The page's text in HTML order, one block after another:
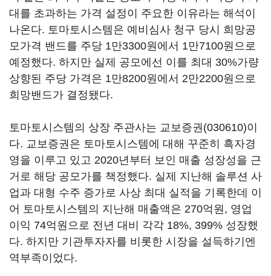
대를 초과하는 가격 설정이 주요한 이유라는 해석이
나온다. 토마토시스템은 예비심사 청구 당시 희망공
모가격 밴드를 주당 1만3300원에서 1만7100원으로
예정했다. 하지만 실제 공모에선 이를 최대 30%가량
상향된 주당 가격은 1만8200원에서 2만2200원으로
희망밴드가 결정됐다.
토마토시스템의 상장 주관사는 교보증권(030610)이
다. 교보증권은 토마토시스템에 대해 꾸준히 흑자경
영을 이루고 있고 2020년부터 보인 매출 성장성을 근
거로 해당 공모가를 책정했다. 실제 지난해 솔루션 사
업과 대형 수주 증가로 사상 최대 실적을 기록한데 이
어 토마토시스템의 지난해 매출액은 270억원, 영업
이익 74억원으로 전년 대비 각각 18%, 399% 성장했
다. 하지만 기관투자자를 비롯한 시장을 설득하기엔
역부족이었다.